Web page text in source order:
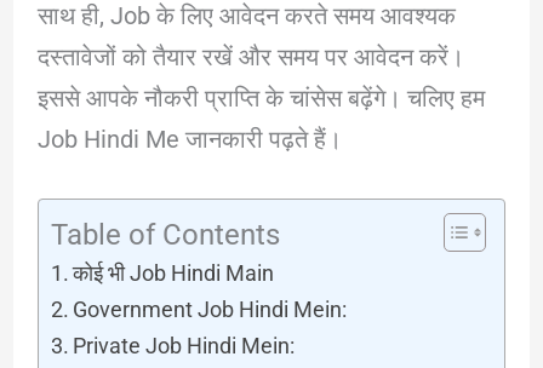
साथ ही, Job के लिए आवेदन करते समय आवश्यक
दस्तावेजों को तैयार रखें और समय पर आवेदन करें।
इससे आपके नौकरी प्राप्ति के चांसेस बढ़ेंगे। चलिए हम
Job Hindi Me जानकारी पढ़ते हैं।
Table of Contents
कोई भी Job Hindi Main
Government Job Hindi Mein:
Private Job Hindi Mein: